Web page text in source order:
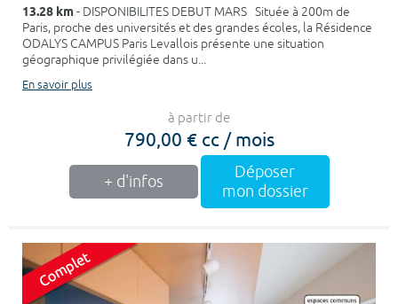
13.28 km- DISPONIBILITES DEBUT MARS Située à 200m de
Paris, proche des universités et des grandes écoles, la Résidence
ODALYS CAMPUS Paris Levallois présente une situation
géographique privilégiée dans u...
En savoir plus
à partir de
790,00 € cc / mois
+ d'infos
Déposer
mon dossier